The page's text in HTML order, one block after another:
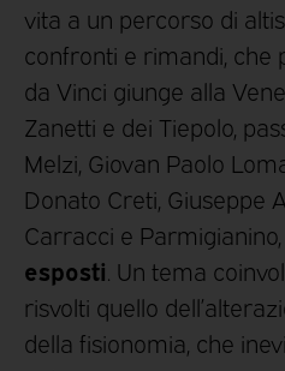
vita a un percorso di
confronti e rimandi, che
da Vinci giunge alla
Zanetti e dei Tiepolo,
Melzi, Giovan Paolo
Donato Creti, Giuseppe
Carracci e
esposti . Un tema
risvolti quello
della fisionomia, che